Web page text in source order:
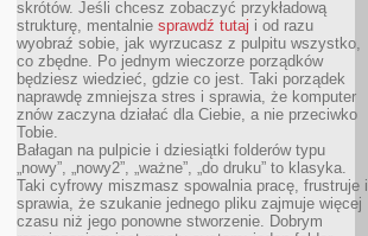
skrótów. Jeśli chcesz zobaczyć przykładową
strukturę, mentalnie sprawdź tutaj i od razu
wyobraź sobie, jak wyrzucasz z pulpitu wszystko,
co zbędne. Po jednym wieczorze porządków
będziesz wiedzieć, gdzie co jest. Taki porządek
naprawdę zmniejsza stres i sprawia, że komputer
znów zaczyna działać dla Ciebie, a nie przeciwko
Tobie.
Bałagan na pulpicie i dziesiątki folderów typu
„nowy”, „nowy2”, „ważne”, „do druku” to klasyka.
Taki cyfrowy miszmasz spowalnia pracę, frustruje i
sprawia, że szukanie jednego pliku zajmuje więcej
czasu niż jego ponowne stworzenie. Dobrym